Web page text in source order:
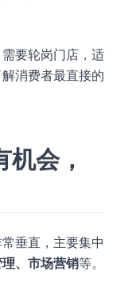
需要轮岗门店，适
消费者最直接的
会，
垂直，主要集中
、市场营销等。